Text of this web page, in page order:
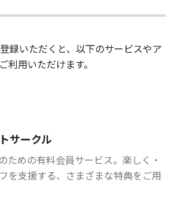
登録いただくと、以下のサービスやア
利用いただけます。
サークル
ための有料会員サービス。楽しく・
を支援する、さまざまな特典をご用